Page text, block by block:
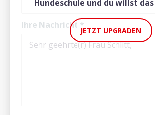
Hundeschule und du willst
JETZT UPGRADEN
Ihre Nachricht *